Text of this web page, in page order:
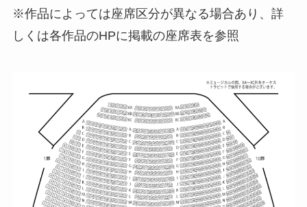
※作品によっては座席区分が異なる場合あり、詳
しくは各作品のHPに掲載の座席表を参照